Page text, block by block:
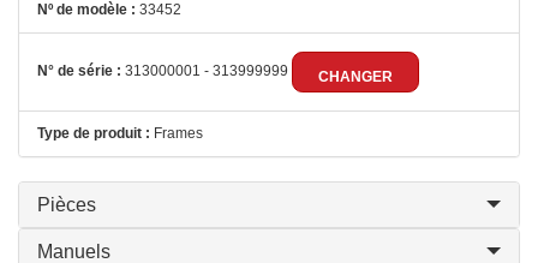
Nº de modèle : 33452
N° de série : 313000001 - 313999999 CHANGER
Type de produit : Frames
Pièces
Manuels